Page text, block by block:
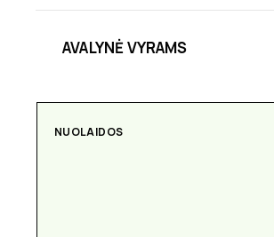
AVALYNĖ VYRAMS
NUOLAIDOS
AKSESUARAI